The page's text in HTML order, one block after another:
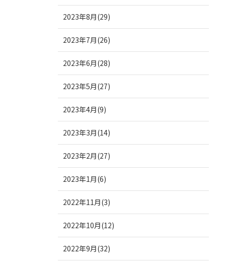
2023年8月(29)
2023年7月(26)
2023年6月(28)
2023年5月(27)
2023年4月(9)
2023年3月(14)
2023年2月(27)
2023年1月(6)
2022年11月(3)
2022年10月(12)
2022年9月(32)